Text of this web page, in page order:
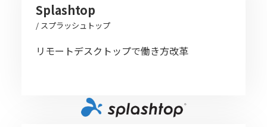
Splashtop
/ スプラッシュトップ
リモートデスクトップで働き方改革